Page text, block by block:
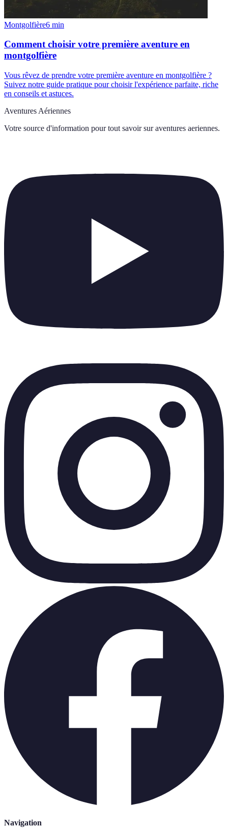
Montgolfière6 min
Comment choisir votre première aventure en
montgolfière
Vous rêvez de prendre votre première aventure en montgolfière ?
Suivez notre guide pratique pour choisir l'expérience parfaite, riche
en conseils et astuces.
Aventures Aériennes
Votre source d'information pour tout savoir sur aventures aeriennes.
Navigation